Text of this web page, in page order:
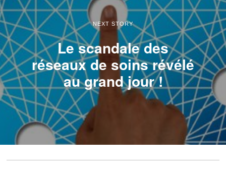
NEXT STORY
Le scandale des
réseaux de soins révélé
au grand jour !